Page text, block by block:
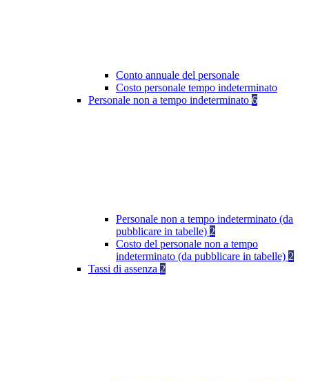
Conto annuale del personale
Costo personale tempo indeterminato
Personale non a tempo indeterminato 6
Personale non a tempo indeterminato (da
pubblicare in tabelle) 2
Costo del personale non a tempo
indeterminato (da pubblicare in tabelle) 2
Tassi di assenza 2